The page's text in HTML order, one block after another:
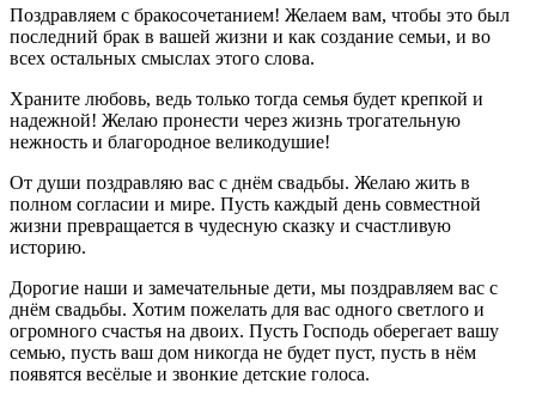
Поздравляем с бракосочетанием! Желаем вам, чтобы это был
последний брак в вашей жизни и как создание семьи, и во
всех остальных смыслах этого слова.
Храните любовь, ведь только тогда семья будет крепкой и
надежной! Желаю пронести через жизнь трогательную
нежность и благородное великодушие!
От души поздравляю вас с днём свадьбы. Желаю жить в
полном согласии и мире. Пусть каждый день совместной
жизни превращается в чудесную сказку и счастливую
историю.
Дорогие наши и замечательные дети, мы поздравляем вас с
днём свадьбы. Хотим пожелать для вас одного светлого и
огромного счастья на двоих. Пусть Господь оберегает вашу
семью, пусть ваш дом никогда не будет пуст, пусть в нём
появятся весёлые и звонкие детские голоса.